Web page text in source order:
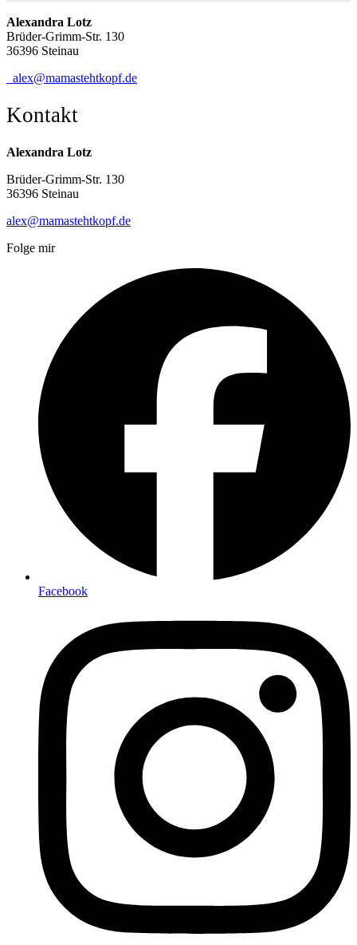
Alexandra Lotz
Brüder-Grimm-Str. 130
36396 Steinau
alex@mamastehtkopf.de
Kontakt
Alexandra Lotz
Brüder-Grimm-Str. 130
36396 Steinau
alex@mamastehtkopf.de
Folge mir
Facebook